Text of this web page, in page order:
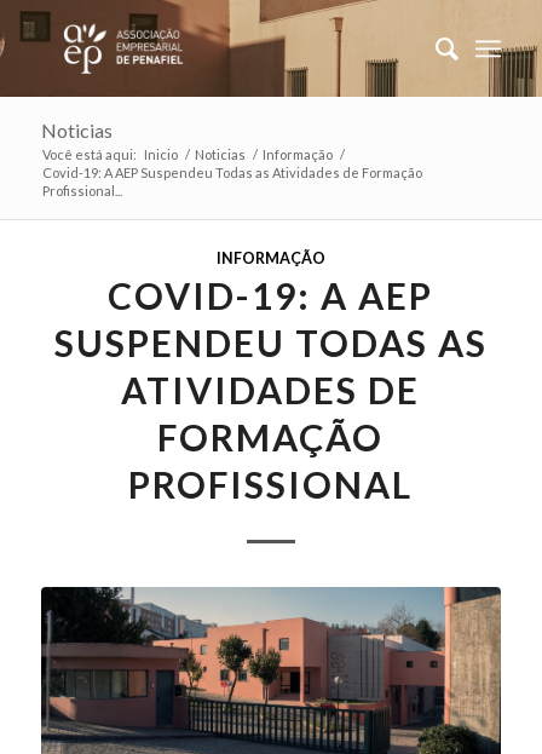
Noticias
Você está aqui: Inicio / Noticias / Informação /
Covid-19: A AEP Suspendeu Todas as Atividades de Formação
Profissional...
INFORMAÇÃO
COVID-19: A AEP
SUSPENDEU TODAS AS
ATIVIDADES DE
FORMAÇÃO
PROFISSIONAL